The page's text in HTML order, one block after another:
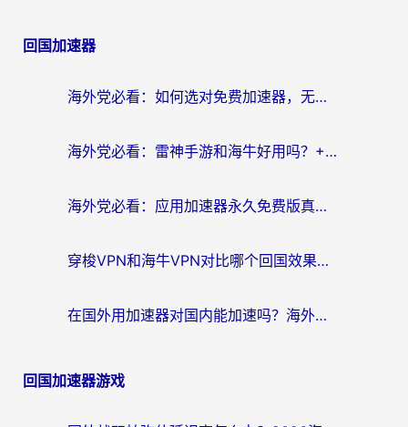
回国加速器
海外党必看：如何选对免费加速器，无缝访问国内资源不踩坑？
海外党必看：雷神手游和海牛好用吗？+3款热门加速器实测对比，附番茄加速器无缝回国指南
海外党必看：应用加速器永久免费版真的存在吗？教你选对回国加速器无缝刷国内资源
穿梭VPN和海牛VPN对比哪个回国效果更好？海外华人亲测3款热门加速器+避坑指南
在国外用加速器对国内能加速吗？海外党亲测有效的无缝访问指南
回国加速器游戏